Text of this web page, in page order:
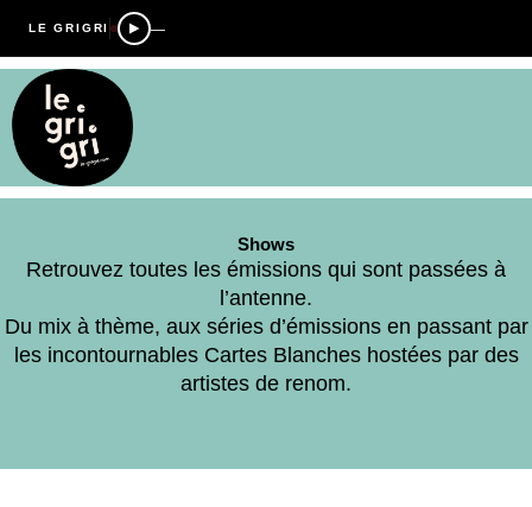
LE GRIGRI —
Shows
Retrouvez toutes les émissions qui sont passées à
l’antenne.
Du mix à thème, aux séries d’émissions en passant par
les incontournables Cartes Blanches hostées par des
artistes de renom.